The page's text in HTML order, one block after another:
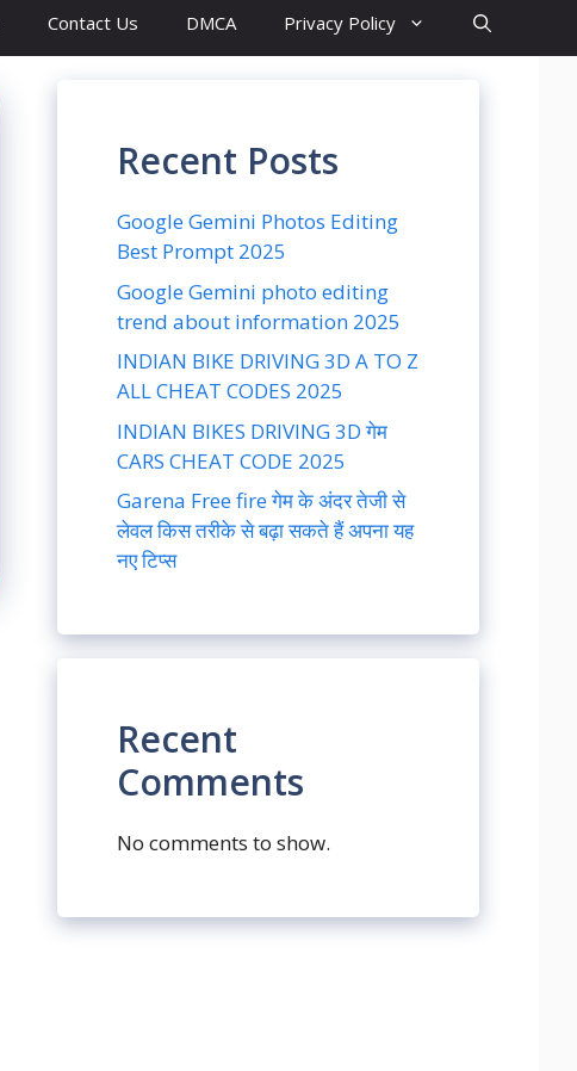
Contact Us DMCA Privacy Policy
Recent Posts
Google Gemini Photos Editing
Best Prompt 2025
Google Gemini photo editing
trend about information 2025
INDIAN BIKE DRIVING 3D A TO Z
ALL CHEAT CODES 2025
INDIAN BIKES DRIVING 3D गेम
CARS CHEAT CODE 2025
Garena Free fire गेम के अंदर तेजी से
लेवल किस तरीके से बढ़ा सकते हैं अपना यह
नए टिप्स
Recent
Comments
No comments to show.